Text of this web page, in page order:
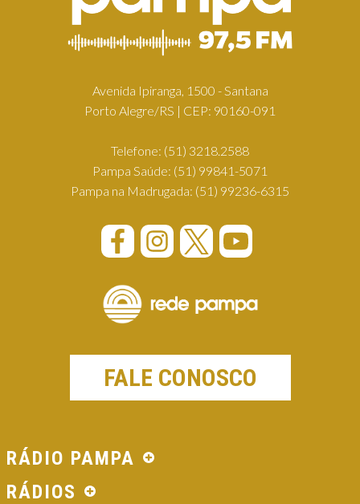
Avenida Ipiranga, 1500 - Santana
Porto Alegre/RS | CEP: 90160-091
Telefone: (51) 3218.2588
Pampa Saúde: (51) 99841-5071
Pampa na Madrugada: (51) 99236-6315
FALE CONOSCO
RÁDIO PAMPA
RÁDIOS